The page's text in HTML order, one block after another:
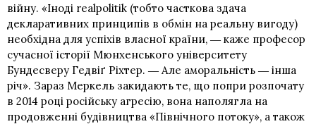
війну. «Іноді realpolitik (тобто часткова здача
декларативних принципів в обмін на реальну вигоду)
необхідна для успіхів власної країни, ― каже професор
сучасної історії Мюнхенського університету
Бундесверу Гедвіґ Ріхтер. ― Але аморальність ― інша
річ». Зараз Меркель закидають те, що попри розпочату
в 2014 році російську агресію, вона наполягла на
продовженні будівництва «Північного потоку», а також